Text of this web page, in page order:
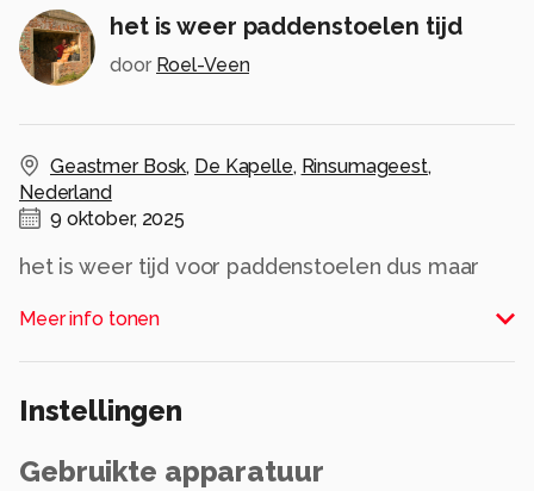
het is weer paddenstoelen tijd
door Roel-Veen
Geastmer Bosk, De Kapelle, Rinsumageest,
Nederland
9 oktober, 2025
het is weer tijd voor paddenstoelen dus maar
exemplaren
Meer info tonen
Instellingen
Gebruikte apparatuur